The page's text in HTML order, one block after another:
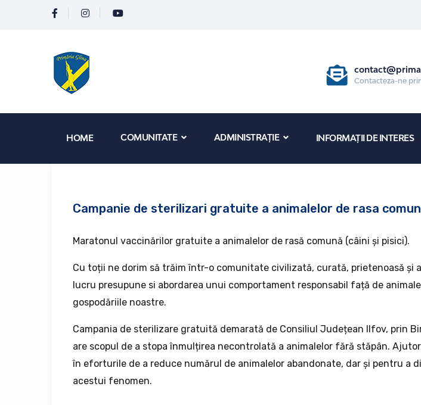
Contacteza-ne
HOME COMUNITATE ADMINISTRAȚIE INFORMAȚII DE INTERES
Campanie de sterilizari gratuite a animalelor de rasa
Maratonul vaccinărilor gratuite a animalelor de rasă comună (câini și pisici).
Cu toții ne dorim să trăim într-o comunitate civilizată, curată, prietenoasă și
lucru presupune si abordarea unui comportament responsabil față de
gospodăriile noastre.
Campania de sterilizare gratuită demarată de Consiliul Județean Ilfov, prin
are scopul de a stopa înmulțirea necontrolată a animalelor fără stăpân.
în eforturile de a reduce numărul de animalelor abandonate, dar și pentru a
acestui fenomen.